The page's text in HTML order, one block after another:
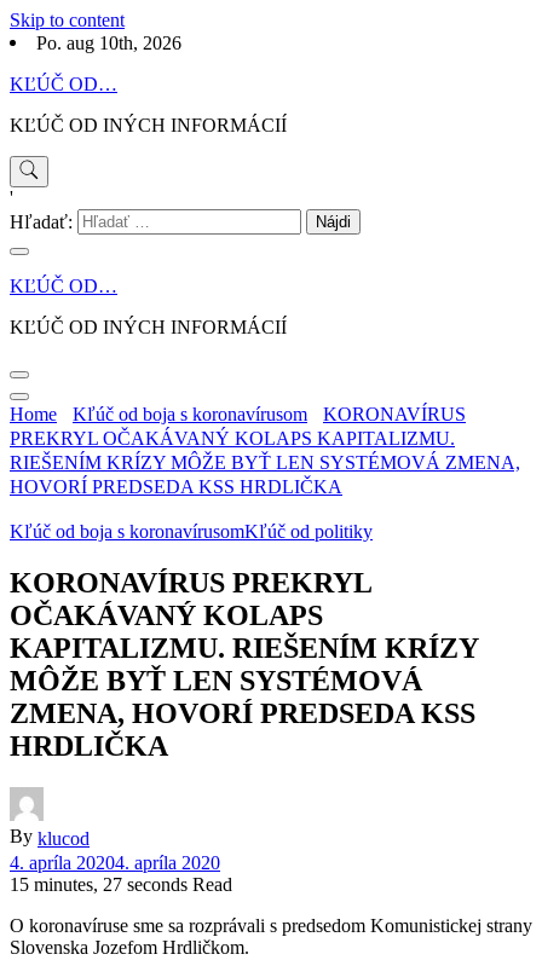
Skip to content
Po. aug 10th, 2026
KĽÚČ OD…
KĽÚČ OD INÝCH INFORMÁCIÍ
'
Hľadať:
KĽÚČ OD…
KĽÚČ OD INÝCH INFORMÁCIÍ
Home Kľúč od boja s koronavírusom
KORONAVÍRUS
PREKRYL OČAKÁVANÝ KOLAPS KAPITALIZMU.
RIEŠENÍM KRÍZY MÔŽE BYŤ LEN SYSTÉMOVÁ ZMENA,
HOVORÍ PREDSEDA KSS HRDLIČKA
Kľúč od boja s koronavírusomKľúč od politiky
KORONAVÍRUS PREKRYL
OČAKÁVANÝ KOLAPS
KAPITALIZMU. RIEŠENÍM KRÍZY
MÔŽE BYŤ LEN SYSTÉMOVÁ
ZMENA, HOVORÍ PREDSEDA KSS
HRDLIČKA
By klucod
4. apríla 20204. apríla 2020
15 minutes, 27 seconds Read
O koronavíruse sme sa rozprávali s predsedom Komunistickej strany
Slovenska Jozefom Hrdličkom.